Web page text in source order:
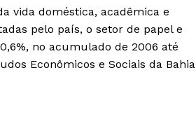
vida doméstica, acadêmica e
pelo país, o setor de papel e
no acumulado de 2006 até
Econômicos e Sociais da Bahia